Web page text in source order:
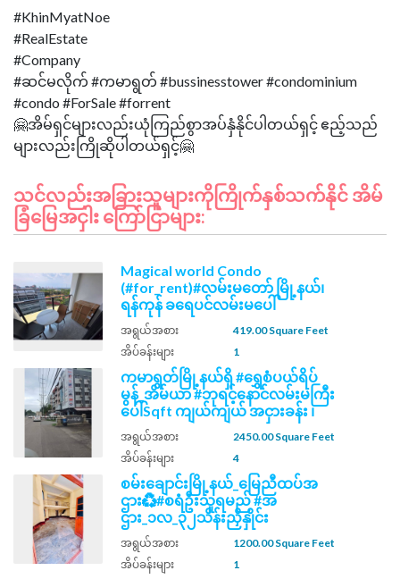
#KhinMyatNoe
#RealEstate
#Company
#ဆင်မလိုက် #ကမာရွတ် #bussinesstower #condominium
#condo #ForSale #forrent
🤗အိမ်ရှင်များလည်းယုံကြည်စွာအပ်နှံနိုင်ပါတယ်ရှင့် ဧည့်သည်
သင်လည်းအခြားသူများကိုကြိုက်နှစ်သက်နိုင် အိမ်
ခြံမြေအငှါး ကြော်ငြာများ:
Magical world Condo
(#for_rent)#လမ်းမတော် မြို့နယ်၊
ရန်ကုန် ခရေပင်လမ်းမပေါ်
အရွယ်အစား
419.00 Square Feet
အိပ်ခန်းများ
1
ကမာရွတ်မြို့နယ်ရှိ #ရွှေစံပယ်ရိပ်
မွန်_အိမ်ယာ #ဘုရင့်နောင်လမ်းမကြီး
ပေါ်Sqft ကျယ်ကျယ် အငှားခန်း ၊
အရွယ်အစား
2450.00 Square Feet
အိပ်ခန်းများ
4
စမ်းချောင်းမြို့နယ်_မြေညီထပ်အ
ဌား♻️#စရံဦးသူရမည် #အ
ဌား_၁လ_၃၂သိန်းညှိနှိုင်း
အရွယ်အစား
1200.00 Square Feet
အိပ်ခန်းများ
1